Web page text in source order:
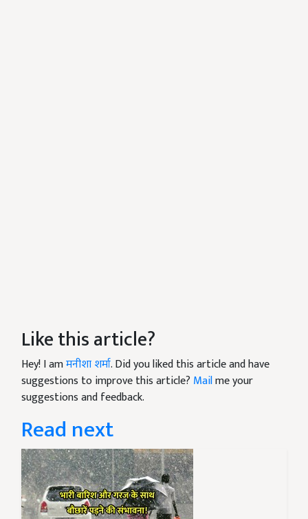
Like this article?
Hey! I amमनीशा शर्मा. Did you liked this article and have
suggestions to improve this article? Mailme your
suggestions and feedback.
Read next